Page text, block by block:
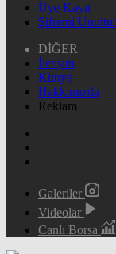
Üye Kayıt
Şifremi
DİĞER
İletişim
Künye
Hakkımızda
Reklam
Galeriler
Videolar
Canlı Borsa